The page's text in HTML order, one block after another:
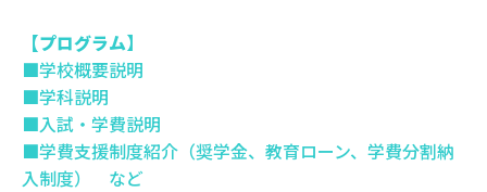
【プログラム】
■学校概要説明
■学科説明
■入試・学費説明
■学費支援制度紹介（奨学金、教育ローン、学費分割納
入制度） など